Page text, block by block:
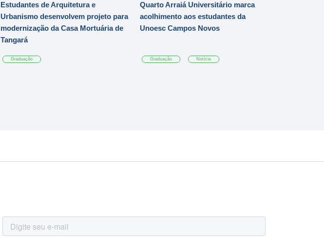
Estudantes de Arquitetura e
Urbanismo desenvolvem projeto para
modernização da Casa Mortuária de
Tangará
Graduação
Quarto Arraiá Universitário marca
acolhimento aos estudantes da
Unoesc Campos Novos
Graduação Notícia